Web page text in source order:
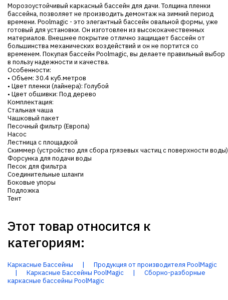
Морозоустойчивый каркасный бассейн для дачи. Толщина пленки
бассейна, позволяет не производить демонтаж на зимний период
времени. Poolmagic - это элегантный бассейн овальной формы, уже
готовый для установки. Он изготовлен из высококачественных
материалов. Внешнее покрытие отлично защищает бассейн от
большинства механических воздействий и он не портится со
временем. Покупая бассейн Poolmagic, вы делаете правильный выбор
в пользу надежности и качества.
Особенности:
• Объем: 30.4 куб.метров
• Цвет пленки (лайнера): Голубой
• Цвет обшивки: Под дерево
Комплектация:
Стальная чаша
Чашковый пакет
Песочный фильтр (Европа)
Насос
Лестница с площадкой
Скиммер (устройство для сбора грязевых частиц с поверхности воды)
Форсунка для подачи воды
Песок для фильтра
Соединительные шланги
Боковые упоры
Подложка
Тент
Этот товар относится к
категориям:
Каркасные Бассейны |
Продукция от производителя PoolMagic
|
Каркасные Бассейны PoolMagic |
Сборно-разборные
каркасные бассейны PoolMagic